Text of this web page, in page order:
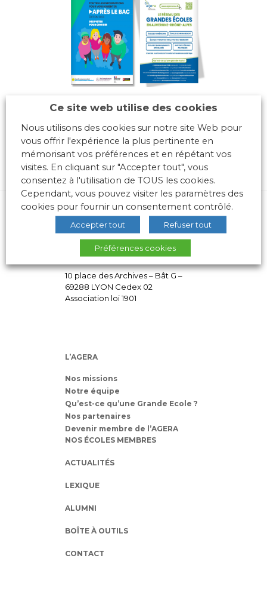
10 place des Archives – Bât G –
69288 LYON Cedex 02
Association loi 1901
L’AGERA
Nos missions
Notre équipe
Qu’est-ce qu’une Grande Ecole ?
Nos partenaires
Devenir membre de l’AGERA
NOS ÉCOLES MEMBRES
ACTUALITÉS
LEXIQUE
ALUMNI
BOÎTE À OUTILS
CONTACT
Ce site web utilise des cookies
Nous utilisons des cookies sur notre site Web pour
vous offrir l'expérience la plus pertinente en
mémorisant vos préférences et en répétant vos
visites. En cliquant sur "Accepter tout", vous
consentez à l'utilisation de TOUS les cookies.
Cependant, vous pouvez visiter les paramètres des
cookies pour fournir un consentement contrôlé.
Accepter tout Refuser tout
Préférences cookies